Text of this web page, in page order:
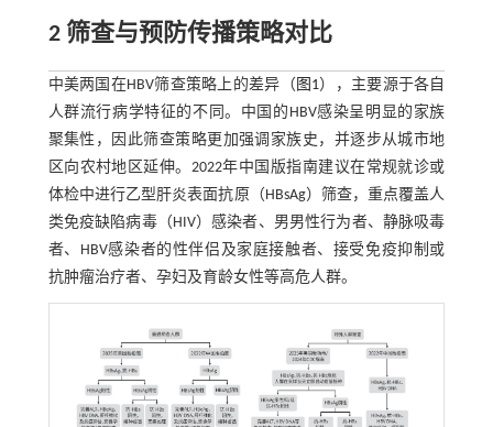
2 筛查与预防传播策略对比
中美两国在HBV筛查策略上的差异（ 图1），主要源于各自
人群流行病学特征的不同。中国的HBV感染呈明显的家族
聚集性，因此筛查策略更加强调家族史，并逐步从城市地
区向农村地区延伸。2022年中国版指南建议在常规就诊或
体检中进行乙型肝炎表面抗原（HBsAg）筛查，重点覆盖人
类免疫缺陷病毒（HIV）感染者、男男性行为者、静脉吸毒
者、HBV感染者的性伴侣及家庭接触者、接受免疫抑制或
抗肿瘤治疗者、孕妇及育龄女性等高危人群。